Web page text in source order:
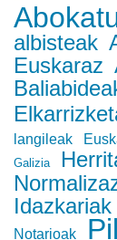
albisteak
Euskaraz
langileak
Galizia
Idazkariak
Notarioak